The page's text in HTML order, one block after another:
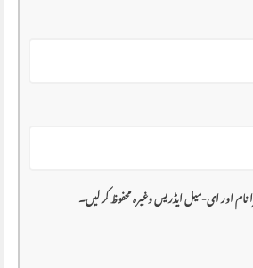
نام اور ای-میل ایڈریس وغیرہ محفوظ کر لیں۔